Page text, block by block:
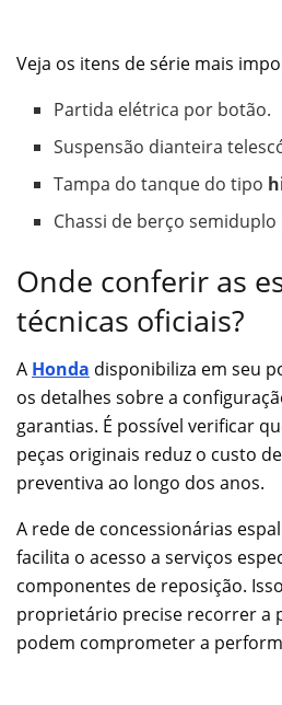
Veja os itens de série mais
Partida elétrica por botão.
Suspensão dianteira
Tampa do tanque do tipo
Chassi de berço
Onde conferir as
técnicas oficiais?
A Honda disponibiliza em seu
os detalhes sobre a
garantias. É possível verificar
peças originais reduz o custo
preventiva ao longo dos anos.
A rede de concessionárias
facilita o acesso a serviços
componentes de reposição.
proprietário precise recorrer a
podem comprometer a